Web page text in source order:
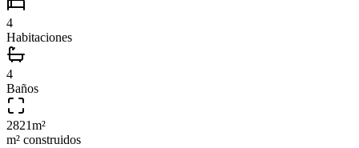
4
Habitaciones
4
Baños
2821m²
m² construidos